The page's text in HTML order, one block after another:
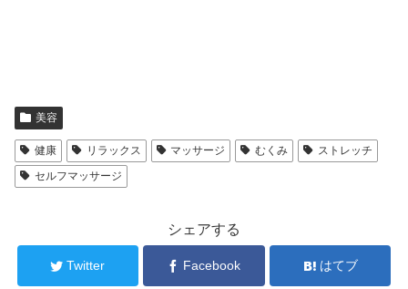
美容
健康 リラックス マッサージ むくみ
ストレッチ
セルフマッサージ
シェアする
Twitter Facebook はてブ